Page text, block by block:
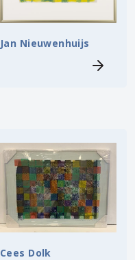
Jan Nieuwenhuijs
Cees Dolk